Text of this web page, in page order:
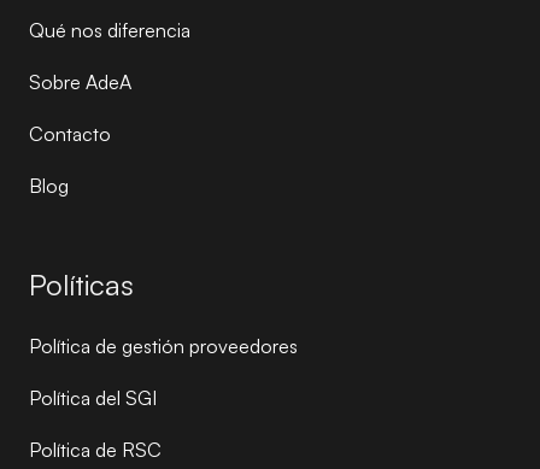
Qué nos diferencia
Sobre AdeA
Contacto
Blog
Políticas
Política de gestión proveedores
Política del SGI
Política de RSC